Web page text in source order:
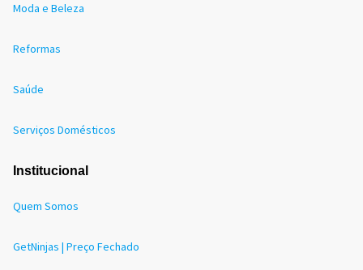
Moda e Beleza
Reformas
Saúde
Serviços Domésticos
Institucional
Quem Somos
GetNinjas | Preço Fechado